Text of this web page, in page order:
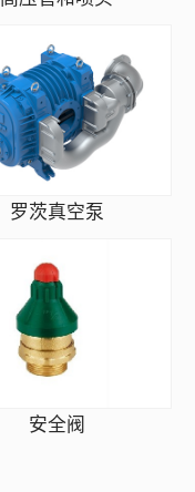
罗茨真空泵
安全阀